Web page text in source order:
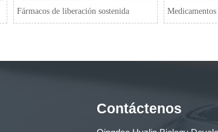
Fármacos de liberación sostenida
Contáctenos